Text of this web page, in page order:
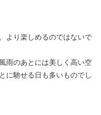
より楽しめるのではないで
雨のあとには美しく高い空
に馳せる日も多いものでし